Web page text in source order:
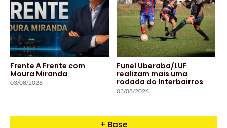
Frente A Frente com
Moura Miranda
03/08/2026
Funel Uberaba/LUF
realizam mais uma
rodada do Interbairros
03/08/2026
+ Base